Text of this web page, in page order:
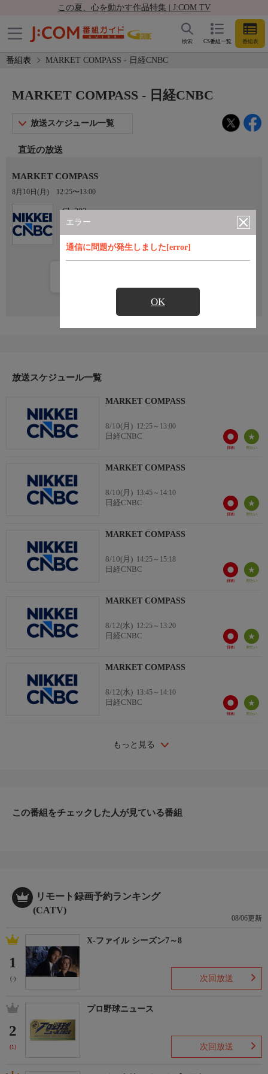
この夏、心を動かす作品特集 | J:COM TV
CS番組一覧 番組表
検索
番組表 MARKET COMPASS - 日経CNBC
エラー
通信に問題が発生しました[error]
OK
MARKET COMPASS - 日経CNBC
放送スケジュール一覧
直近の放送
MARKET COMPASS
8月10日(月) 12:25〜13:00
Ch.303
日経CNBC
放送スケジュール一覧
MARKET COMPASS
8/10(月) 12:25～13:00
日経CNBC
MARKET COMPASS
8/10(月) 13:45～14:10
日経CNBC
MARKET COMPASS
8/10(月) 14:25～15:18
日経CNBC
MARKET COMPASS
8/12(水) 12:25～13:20
日経CNBC
MARKET COMPASS
8/12(水) 13:45～14:10
日経CNBC
もっと見る
この番組をチェックした人が見ている番組
リモート録画予約ランキング
(CATV)
08/06更新
1
(-)
X-ファイル シーズン7～8
次回放送
2
(1)
プロ野球ニュース
次回放送